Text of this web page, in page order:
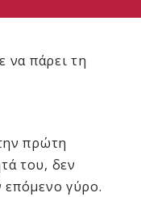
να πάρει τη
πρώτη
του, δεν
επόμενο γύρο.